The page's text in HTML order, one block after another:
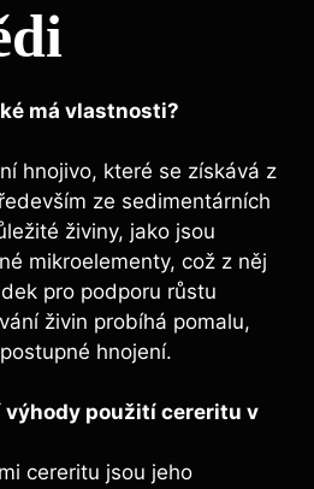
má vlastnosti?
hnojivo, které se‍ získává‌ z
ze sedimentárních
živiny, jako jsou‌
mikroelementy, což z něj
pro ⁤podporu růstu
živin probíhá pomalu,
hnojení.
výhody použití cereritu⁢ v
cereritu jsou jeho